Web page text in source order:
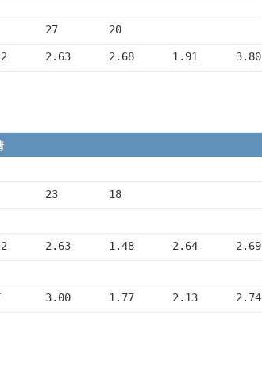
27        20
2.63      2.68      1.91      3.80
23        18
2.63      1.48      2.64      2.69
3.00      1.77      2.13      2.74